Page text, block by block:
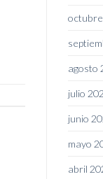
agosto
julio
junio
mayo
abril